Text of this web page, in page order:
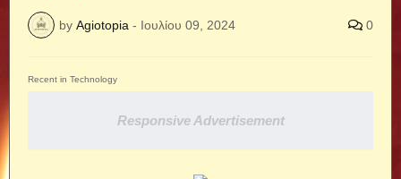
by Agiotopia - Ιουλίου 09, 2024 0
Recent in Technology
Responsive Advertisement